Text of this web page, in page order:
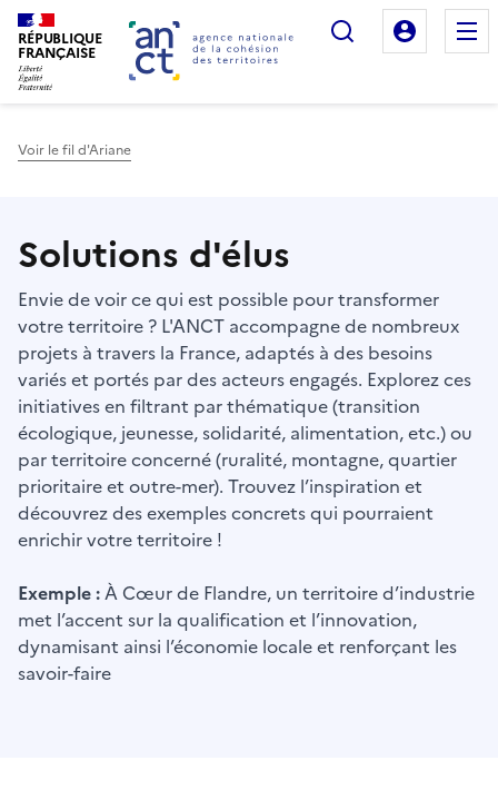
RÉPUBLIQUE
FRANÇAISE
Rechercher
Mon
Voir le fil d'Ariane
Solutions d'élus
Envie de voir ce qui est possible pour transformer
votre territoire ? L'ANCT accompagne de nombreux
projets à travers la France, adaptés à des besoins
variés et portés par des acteurs engagés. Explorez ces
initiatives en filtrant par thématique (transition
écologique, jeunesse, solidarité, alimentation, etc.) ou
par territoire concerné (ruralité, montagne, quartier
prioritaire et outre-mer). Trouvez l’inspiration et
découvrez des exemples concrets qui pourraient
enrichir votre territoire !
Exemple :À Cœur de Flandre, un territoire d’industrie
met l’accent sur la qualification et l’innovation,
dynamisant ainsi l’économie locale et renforçant les
savoir-faire